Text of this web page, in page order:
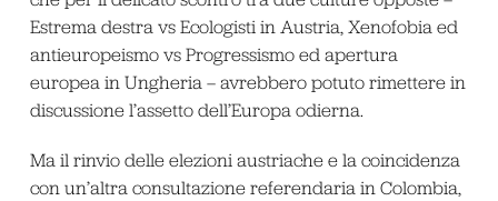
Estrema destra vs Ecologisti in Austria, Xenofobia ed
antieuropeismo vs Progressismo ed apertura
europea in Ungheria – avrebbero potuto rimettere in
discussione l’assetto dell’Europa odierna.
Ma il rinvio delle elezioni austriache e la coincidenza
con un’altra consultazione referendaria in Colombia,